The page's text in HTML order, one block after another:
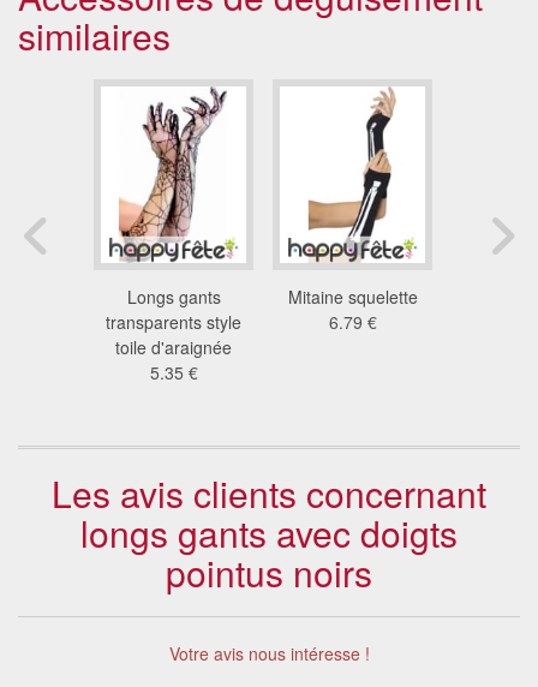
similaires
Longs gants
transparents style
toile d'araignée
5.35 €
Mitaine squelette
6.79 €
Les avis clients concernant
longs gants avec doigts
pointus noirs
Votre avis nous intéresse !